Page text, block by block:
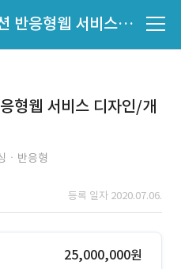
화장품 추천 큐레이션 반응형웹 서비스 디자인/개발
형웹 서비스 디자인/개
ㆍ반응형
등록 일자 2020.07.06.
25,000,000원